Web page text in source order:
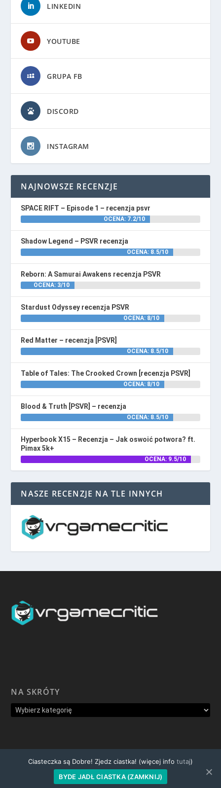
LINKEDIN
YOUTUBE
GRUPA FB
DISCORD
INSTAGRAM
NAJNOWSZE RECENZJE
SPACE RIFT – Episode 1 – recenzja psvr
OCENA: 7.2/10
Shadow Legend – PSVR recenzja
OCENA: 8.5/10
Reborn: A Samurai Awakens recenzja PSVR
OCENA: 3/10
Stardust Odyssey recenzja PSVR
OCENA: 8/10
Red Matter – recenzja [PSVR]
OCENA: 8.5/10
Table of Tales: The Crooked Crown [recenzja PSVR]
OCENA: 8/10
Blood & Truth [PSVR] – recenzja
OCENA: 8.5/10
Hyperbook X15 – Recenzja – Jak oswoić potwora? ft.
Pimax 5k+
OCENA: 9.5/10
NASZE RECENZJE NA TLE INNYCH
NA SKRÓTY
© VR Polska 2020
Kontakt
Ciasteczka są Dobre! Zjedz ciastka! (więcej info tutaj)
BYDE JADŁ CIASTKA (ZAMKNIJ)